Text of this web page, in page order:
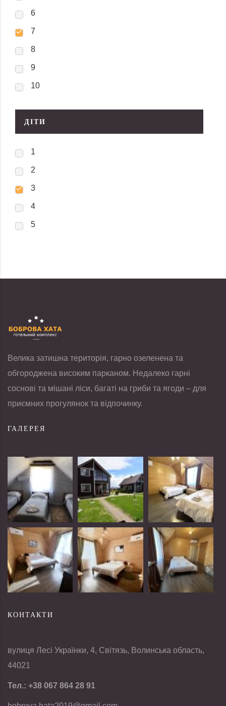
6
7
8
9
10
ДІТИ
1
2
3
4
5
Велика затишна територія, гарно озеленена та
обгороджена високим парканом. Недалеко гарні
соснові та мішані ліси, багаті на гриби та ягоди – для
приємних прогулянок та відпочинку.
ГАЛЕРЕЯ
КОНТАКТИ
вулиця Лесі Українки, 4, Світязь, Волинська область,
44021
Тел.: +38 067 864 28 91